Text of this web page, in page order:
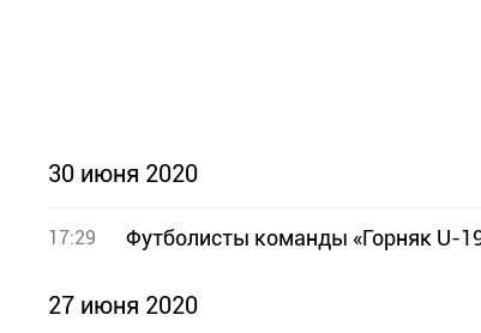
30 июня 2020
17:29 Футболисты команды «Горняк U-
27 июня 2020